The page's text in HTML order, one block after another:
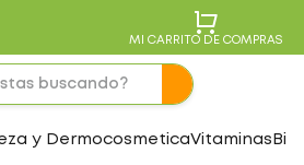
MI CARRITO DE COMPRAS
y DermocosmeticaVitaminas